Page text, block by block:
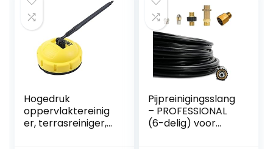
Hogedruk
oppervlaktereinig
er, terrasreiniger,
Pijpreinigingsslang
– PROFESSIONAL
(6-delig) voor